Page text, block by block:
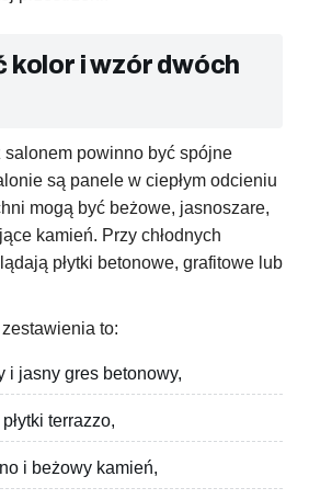
kolor i wzór dwóch
salonem powinno być spójne
są panele w ciepłym odcieniu
mogą być beżowe, jasnoszare,
kamień. Przy chłodnych
płytki betonowe, grafitowe lub
to:
i jasny gres betonowy,
terrazzo,
i beżowy kamień,